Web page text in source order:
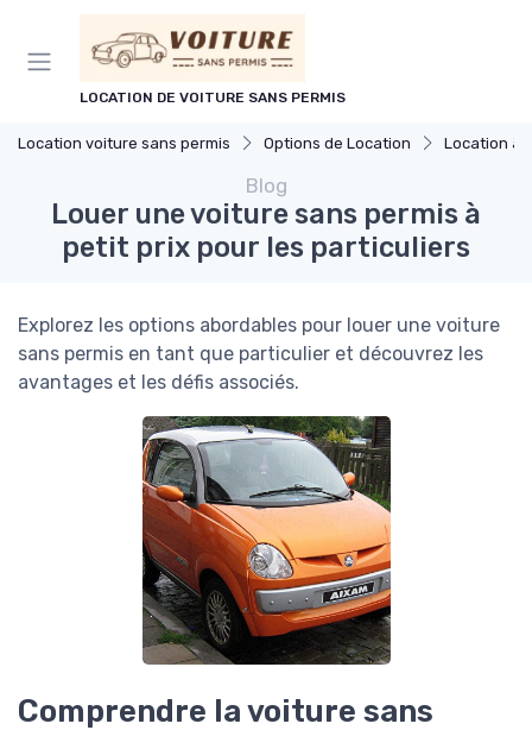
LOCATION DE VOITURE SANS PERMIS
Location voiture sans permis Options de Location Location à
Blog
Louer une voiture sans permis à
petit prix pour les particuliers
Explorez les options abordables pour louer une voiture
sans permis en tant que particulier et découvrez les
avantages et les défis associés.
Comprendre la voiture sans